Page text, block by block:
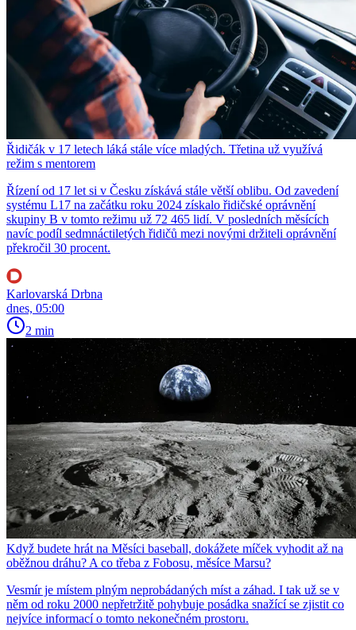
Řidičák v 17 letech láká stále více mladých. Třetina už využívá
režim s mentorem
Řízení od 17 let si v Česku získává stále větší oblibu. Od zavedení
systému L17 na začátku roku 2024 získalo řidičské oprávnění
skupiny B v tomto režimu už 72 465 lidí. V posledních měsících
navíc podíl sedmnáctiletých řidičů mezi novými držiteli oprávnění
překročil 30 procent.
Karlovarská Drbna
dnes, 05:00
2 min
Když budete hrát na Měsíci baseball, dokážete míček vyhodit až na
oběžnou dráhu? A co třeba z Fobosu, měsíce Marsu?
Vesmír je místem plným neprobádaných míst a záhad. I tak už se v
něm od roku 2000 nepřetržitě pohybuje posádka snažící se zjistit co
nejvíce informací o tomto nekonečném prostoru.